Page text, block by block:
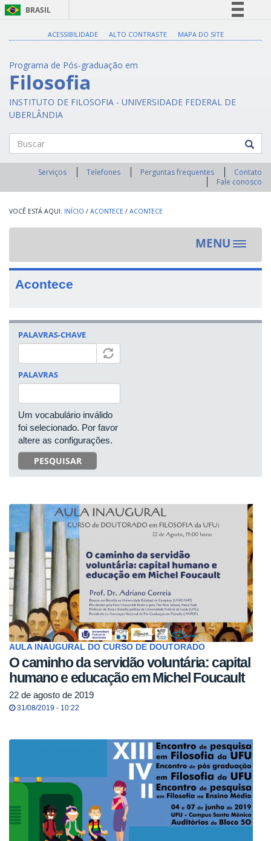
BRASIL
Legislação
ACESSIBILIDADE ALTO CONTRASTE MAPA DO SITE
Programa de Pós-graduação em
Filosofia
INSTITUTO DE FILOSOFIA - UNIVERSIDADE FEDERAL DE
UBERLÂNDIA
Buscar
Serviços Telefones Perguntas frequentes
Contato
Fale conosco
INÍCIO / ACONTECE / ACONTECE
MENU
Toggle
Acontece
PALAVRAS-CHAVE
PALAVRAS
Um vocabulário inválido
foi selecionado. Por favor
altere as configurações.
PESQUISAR
AULA INAUGURAL DO CURSO DE DOUTORADO
O caminho da servidão voluntária: capital
humano e educação em Michel Foucault
22 de agosto de 2019
31/08/2019 - 10:22